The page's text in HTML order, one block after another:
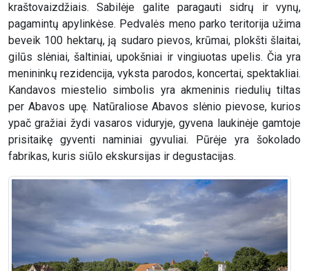
kraštovaizdžiais. Sabilėje galite paragauti sidrų ir vynų,
pagamintų apylinkėse. Pedvalės meno parko teritorija užima
beveik 100 hektarų, ją sudaro pievos, krūmai, plokšti šlaitai,
gilūs slėniai, šaltiniai, upokšniai ir vingiuotas upelis. Čia yra
menininkų rezidencija, vyksta parodos, koncertai, spektakliai.
Kandavos miestelio simbolis yra akmeninis riedulių tiltas
per Abavos upę. Natūraliose Abavos slėnio pievose, kurios
ypač gražiai žydi vasaros viduryje, gyvena laukinėje gamtoje
prisitaikę gyventi naminiai gyvuliai. Pūrėje yra šokolado
fabrikas, kuris siūlo ekskursijas ir degustacijas.